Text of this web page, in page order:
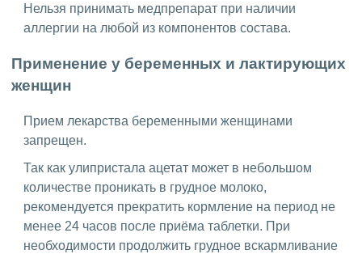
Нельзя принимать медпрепарат при наличии
аллергии на любой из компонентов состава.
Применение у беременных и лактирующих
женщин
Прием лекарства беременными женщинами
запрещен.
Так как улипристала ацетат может в небольшом
количестве проникать в грудное молоко,
рекомендуется прекратить кормление на период не
менее 24 часов после приёма таблетки. При
необходимости продолжить грудное вскармливание